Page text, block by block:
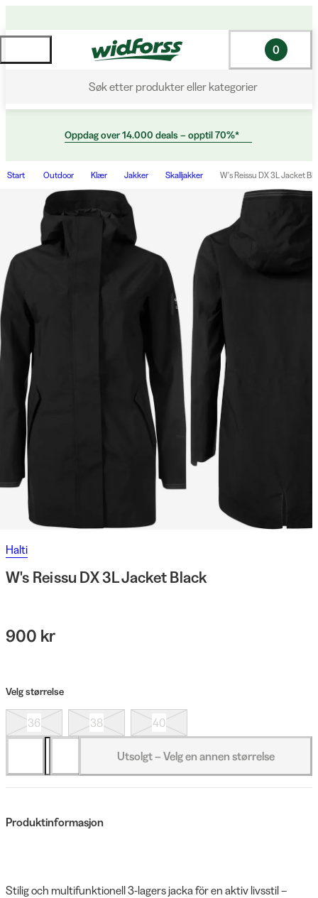
Søk etter produkter eller kategorier
0
Oppdag over 14.000 deals – opptil 70%*
Start Outdoor Klær Jakker Skalljakker W's Reissu DX 3L Jacket
Halti
W's Reissu DX 3L Jacket Black
900 kr
Velg størrelse
36 38 40
Utsolgt – Velg en annen størrelse
Produktinformasjon
Stilig och multifunktionell 3-lagers jacka för en aktiv livsstil –